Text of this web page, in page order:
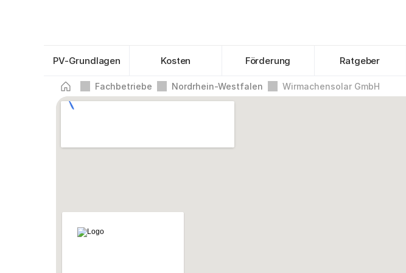
PV-Grundlagen Kosten Förderung Ratgeber
Fachbetriebe Nordrhein-Westfalen Wirmachensolar GmbH